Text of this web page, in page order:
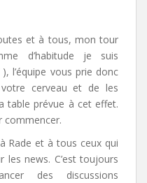
et à tous, mon tour
d’habitude je suis
l’équipe vous prie donc
cerveau et de les
table prévue à cet effet.
commencer.
Rade et à tous ceux qui
news. C’est toujours
des discussions